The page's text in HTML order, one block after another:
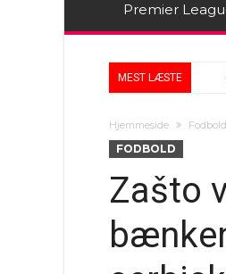
Premier
MEST LÆSTE
Hjemmeside Fodbold
FODBOLD
Zašto